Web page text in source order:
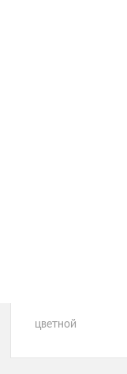
цветной